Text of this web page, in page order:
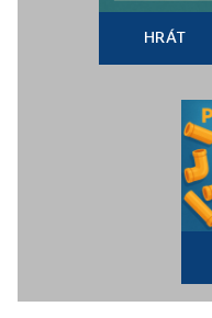
HRÁT